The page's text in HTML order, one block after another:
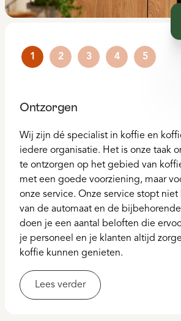
1 2 3 4 5
Ontzorgen
Wij zijn dé specialist in koffie en
iedere organisatie. Het is onze taak
te ontzorgen op het gebied van
met een goede voorziening, maar
onze service. Onze service stopt
van de automaat en de
doen je een aantal beloften die
je personeel en je klanten altijd
koffie kunnen genieten.
Lees verder